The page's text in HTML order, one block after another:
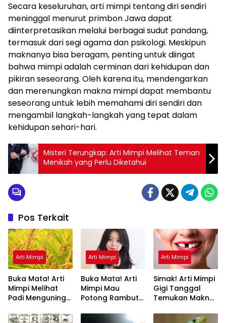
Secara keseluruhan, arti mimpi tentang diri sendiri
meninggal menurut primbon Jawa dapat
diinterpretasikan melalui berbagai sudut pandang,
termasuk dari segi agama dan psikologi. Meskipun
maknanya bisa beragam, penting untuk diingat
bahwa mimpi adalah cerminan dari kehidupan dan
pikiran seseorang. Oleh karena itu, mendengarkan
dan merenungkan makna mimpi dapat membantu
seseorang untuk lebih memahami diri sendiri dan
mengambil langkah-langkah yang tepat dalam
kehidupan sehari-hari.
Misteri Terungkap: Arti Mimpi Melihat Teman
Menikah yang Perlu Diketahui
Pos Terkait
Arti Mimpi
Buka Mata! Arti
Mimpi Melihat
Padi Menguning
Diketahui
Arti Mimpi
Buka Mata! Arti
Mimpi Mau
Potong Rambut
Ini Penjelasannya
Arti Mimpi
Simak! Arti Mimpi
Gigi Tanggal
Temukan Makna